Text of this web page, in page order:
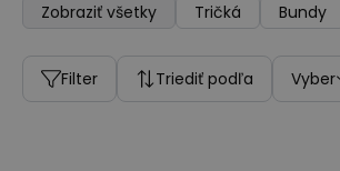
Zobraziť všetky Tričká Bundy
Filter Triediť podľa Vyber